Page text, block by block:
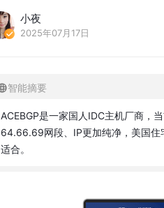
小夜
2025年07月17日
智能摘要
ACEBGP是一家国 人 IDC主机厂商 ， 当
64.66.69网段 IP更加纯净 ， 美国住
适合。